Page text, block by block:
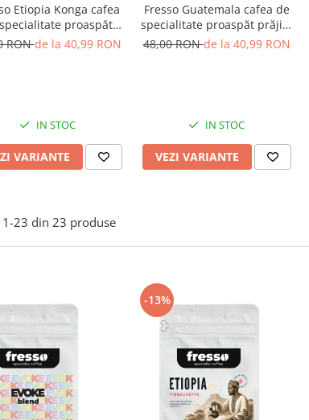
Etiopia Konga cafea
proaspăt
și măcinată
RONde la 40,99 RON
IN STOC
VARIANTE
Fresso Guatemala cafea de
specialitate proaspăt prăjită
și măcinată
48,00 RONde la 40,99 RON
IN STOC
VEZI VARIANTE
1-23 din 23 produse
-13%